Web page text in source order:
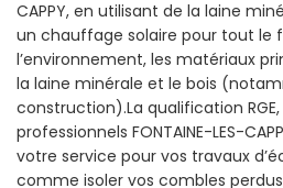
CAPPY, en utilisant de la laine
un chauffage solaire pour tout le
l’environnement, les matériaux
la laine minérale et le bois
construction).La qualification
professionnels FONTAINE-LES-
votre service pour vos travaux
comme isoler vos combles